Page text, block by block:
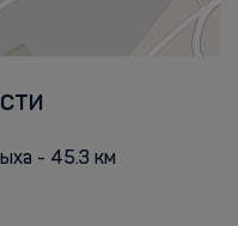
- 45.3 км